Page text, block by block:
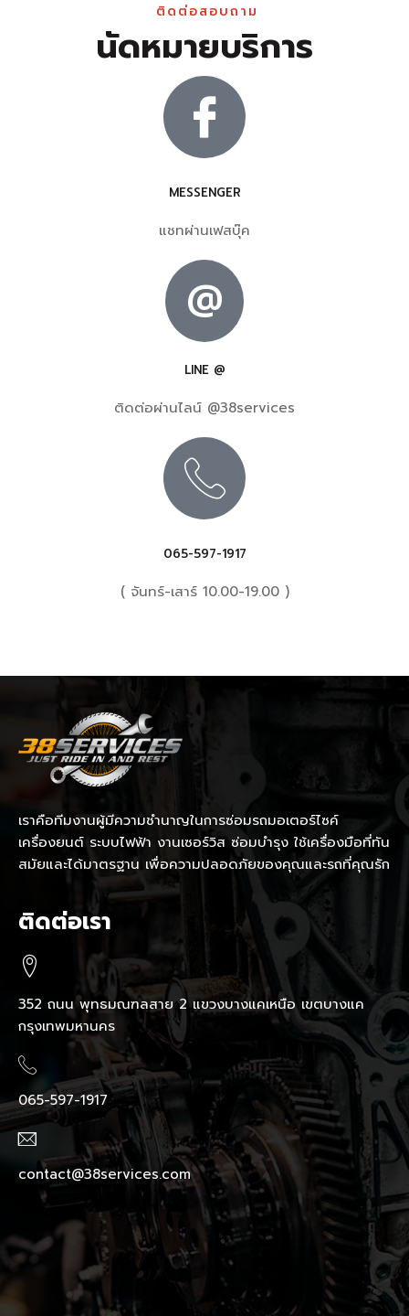
ติดต่อสอบถาม
นัดหมายบริการ
MESSENGER
แชทผ่านเฟสบุ๊ค
@
LINE @
ติดต่อผ่านไลน์ @38services
065-597-1917
( จันทร์-เสาร์ 10.00-19.00 )
เราคือทีมงานผู้มีความชำนาญในการซ่อมรถมอเตอร์ไซค์
เครื่องยนต์ ระบบไฟฟ้า งานเซอร์วิส ซ่อมบำรุง ใช้เครื่องมือที่ทัน
สมัยและได้มาตรฐาน เพื่อความปลอดภัยของคุณและรถที่คุณรัก
ติดต่อเรา
352 ถนน พุทธมณฑลสาย 2 แขวงบางแคเหนือ เขตบางแค
กรุงเทพมหานคร
065-597-1917
contact@38services.com